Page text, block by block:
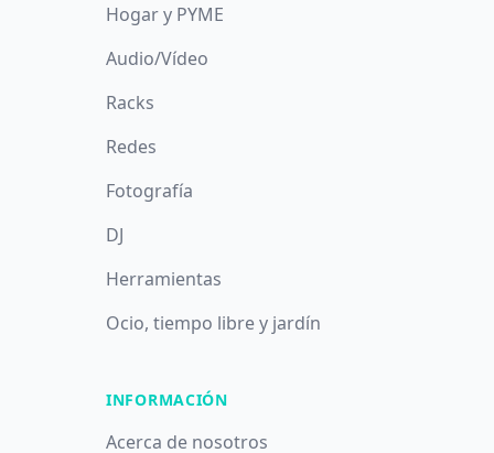
Hogar y PYME
Audio/Vídeo
Racks
Redes
Fotografía
DJ
Herramientas
Ocio, tiempo libre y jardín
INFORMACIÓN
Acerca de nosotros